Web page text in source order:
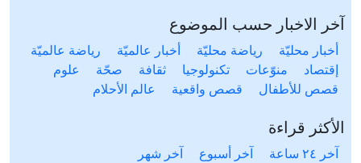
آخر الاخبار حسب الموضوع
أخبار محليّة رياضة محليّة أخبار عالميّة
رياضة عالميّة
إقتصاد
منوّعات تكنولوجيا ثقافة صحّة
علوم
قصص للأطفال
قصص واقعية عالم الأحلام
الأكثر قراءة
آخر ٢٤ ساعة آخر أسبوع آخر شهر